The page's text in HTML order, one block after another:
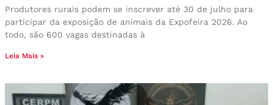
Produtores rurais podem se inscrever até 30 de julho para
participar da exposição de animais da Expofeira 2026. Ao
todo, são 600 vagas destinadas à
Leia Mais »